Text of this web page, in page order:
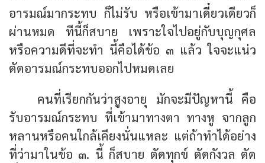
อารมณ์มากระทบ ก็ไม่รับ หรือเข้ามาเดี๋ยวเดียวก็
ผ่านหมด ทีนี้ก็สบาย เพราะใจไปอยู่กับบุญกุศล
หรือความดีที่จะทำ นี้คือได้ข้อ ๓ แล้ว ใจจะแน่ว
ตัดอารมณ์กระทบออกไปหมดเลย
คนที่เรียกกันว่าสูงอายุ มักจะมีปัญหานี้ คือ
รับอารมณ์กระทบ ที่เข้ามาทางตา ทางหู จากลูก
หลานหรือคนใกล้เคียงนั่นแหละ แต่ถ้าทำได้อย่าง
ที่ว่ามาในข้อ ๓. นี้ ก็สบาย ตัดทุกข์ ตัดกังวล ตัด